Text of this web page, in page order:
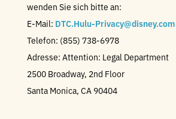
wenden Sie sich bitte an:
E-Mail: DTC.Hulu-Privacy@disney.com
Telefon: (855) 738-6978
Adresse: Attention: Legal Department
2500 Broadway, 2nd Floor
Santa Monica, CA 90404